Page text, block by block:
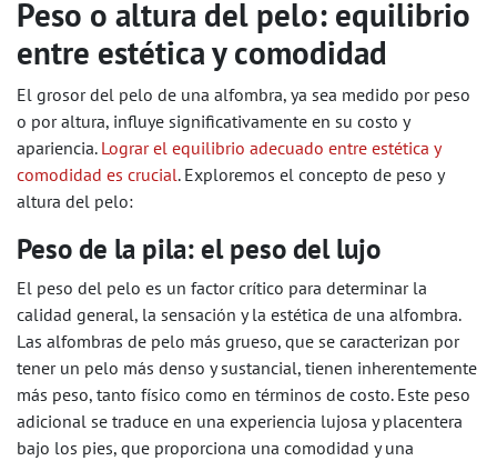
Peso o altura del pelo: equilibrio
entre estética y comodidad
El grosor del pelo de una alfombra, ya sea medido por peso
o por altura, influye significativamente en su costo y
apariencia. Lograr el equilibrio adecuado entre estética y
comodidad es crucial. Exploremos el concepto de peso y
altura del pelo:
Peso de la pila: el peso del lujo
El peso del pelo es un factor crítico para determinar la
calidad general, la sensación y la estética de una alfombra.
Las alfombras de pelo más grueso, que se caracterizan por
tener un pelo más denso y sustancial, tienen inherentemente
más peso, tanto físico como en términos de costo. Este peso
adicional se traduce en una experiencia lujosa y placentera
bajo los pies, que proporciona una comodidad y una